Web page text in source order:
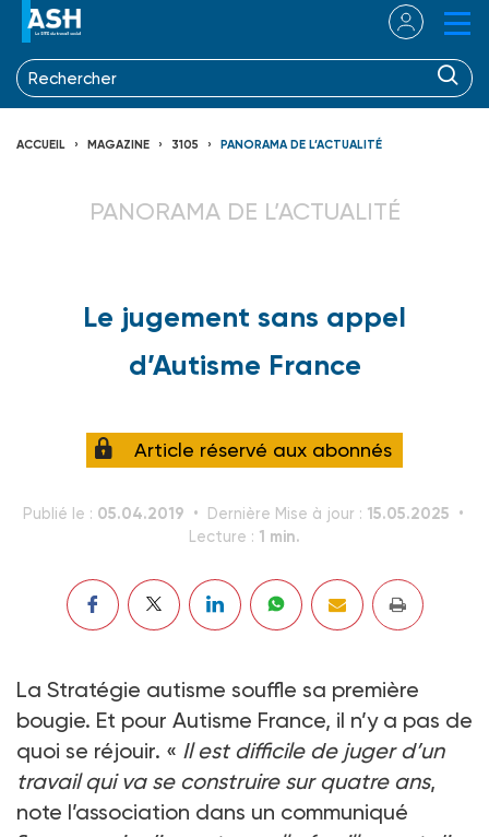
ACCUEIL MAGAZINE 3105 PANORAMA DE L’ACTUALITÉ
PANORAMA DE L’ACTUALITÉ
Le jugement sans appel
d’Autisme France
Article réservé aux abonnés
Publié le : 05.04.2019 Dernière Mise à jour : 15.05.2025
Lecture : 1 min.
La Stratégie autisme souffle sa première
bougie. Et pour Autisme France, il n’y a pas de
quoi se réjouir. « Il est difficile de juger d’un
travail qui va se construire sur quatre ans,
note l’association dans un communiqué